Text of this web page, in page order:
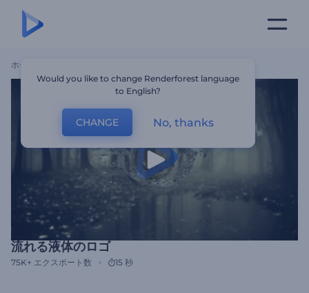
ホーム
流れる液体のロゴ
75K+ エクスポート数 15 秒
Would you like to change Renderforest language
to English?
CHANGE No, thanks